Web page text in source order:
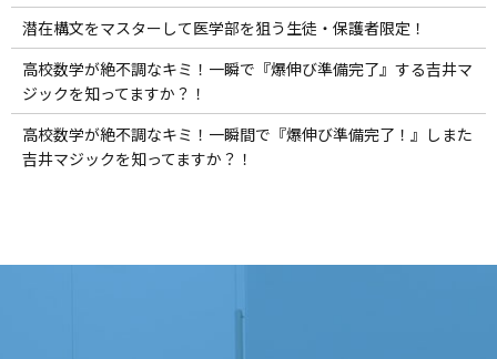
潜在構文をマスターして医学部を狙う生徒・保護者限定！
高校数学が絶不調なキミ！一瞬で『爆伸び準備完了』する吉井マ
ジックを知ってますか？！
高校数学が絶不調なキミ！一瞬間で『爆伸び準備完了！』しまた
吉井マジックを知ってますか？！